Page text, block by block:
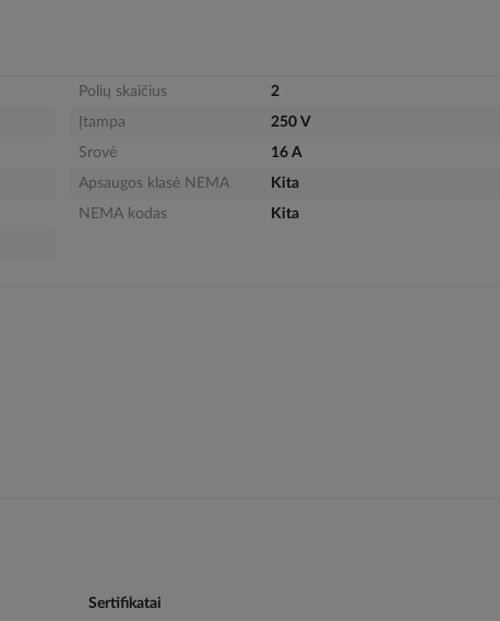
Polių skaičius
2
Įtampa
250 V
Srovė
16 A
Apsaugos klasė NEMA
Kita
NEMA kodas
Kita
Sertifikatai